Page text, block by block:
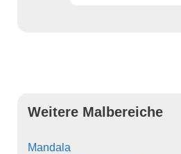
Weitere Malbereiche
Mandala